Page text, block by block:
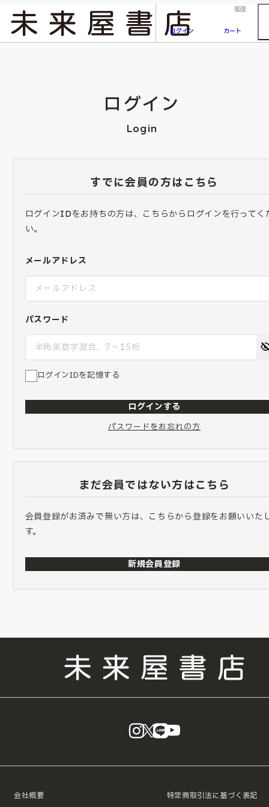
『ONE PIECE magazine 021 ONE PIECEカード付き同梱版』発売延期のご案内
ログイン
0
カート
ログイン
Login
すでに会員の方はこちら
ログインIDをお持ちの方は、こちらからログインを行ってく
い。
メールアドレス
パスワード
ログインIDを記憶する
ログインする
パスワードをお忘れの方
まだ会員ではない方はこちら
会員登録がお済みで無い方は、こちらから登録をお願いいた
す。
新規会員登録
instagram
X LINE
会社概要 特定商取引法に基づく表記